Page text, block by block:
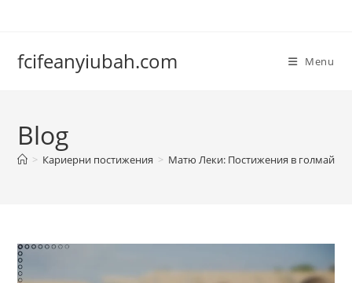
fcifeanyiubah.com Menu
Blog
> Кариерни постижения > Матю Леки: Постижения в